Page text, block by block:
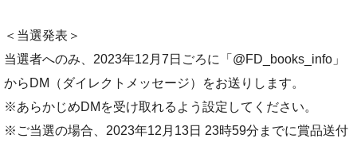
＜当選発表＞
当選者へのみ、2023年12月7日ごろに「@FD_books_info」
からDM（ダイレクトメッセージ）をお送りします。
※あらかじめDMを受け取れるよう設定してください。
※ご当選の場合、2023年12月13日 23時59分までに賞品送付